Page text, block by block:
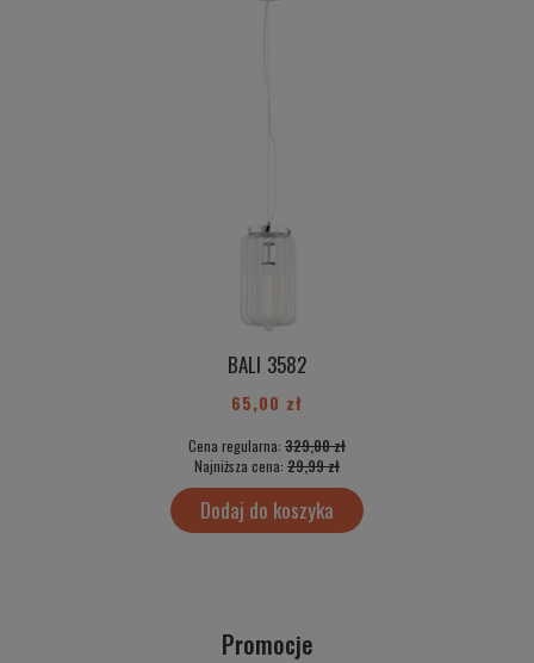
BALI 3582
65,00 zł
Cena regularna: 329,00 zł
Najniższa cena: 29,99 zł
Dodaj do koszyka
Promocje